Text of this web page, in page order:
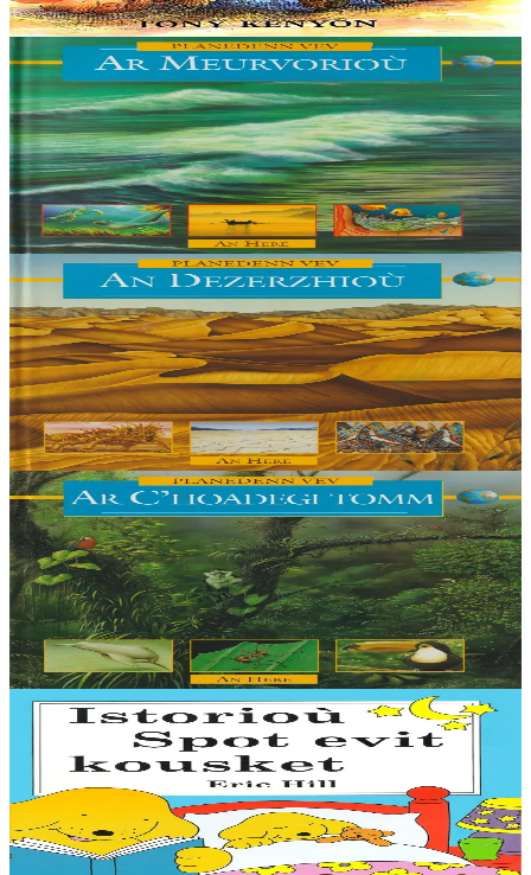
Er stok9,00 €
6 vloaz hag ouzhpenn
An Here
Ar meurvorioù
Hor planedenn an Douar a vez ingai an dremm anezhi o kemm.
Elfennoù evel an aer, an dour, an douar hag an tan zo bras ar pouez
o deus er c’hemmoù-se : bez’ ez...
Er stok9,00 €
6 vloaz hag ouzhpenn
An Here
An dezerzhioù
Hor planedenn an Douar a vez ingal an dremm anezhi o kemm.
Elfennoù evel an aer, an dour, an douar hag an tan zo bras ar pouez
o deus er c’hemmoù-se : bez’ ez...
Er stok9,00 €
6 vloaz hag ouzhpenn
An Here
Ar c'hoadegi tomm
Hor planedenn an Douar a vez ingal an dremm anezhi o kemm.
Elfennoù evel an aer, an dour, an douar hag an tan zo bras ar pouez
o deus er c’hemmoù-se : bez’ ez...
Er stok9,00 €
4 bloaz hag ouzhpenn
An Here
Istorioù Spot evit kousket
Emañ Spot o c'hoari gant e sarpant-nij, o c'hoari e-barzh an erc'h a-
gevret gant e vignoned hag o vont d'ar foar gant Tata-kozh ha
Mama-gozh. Plijadur en deus...